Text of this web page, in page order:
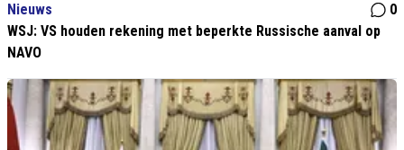
Nieuws
0
WSJ: VS houden rekening met beperkte Russische aanval op
NAVO